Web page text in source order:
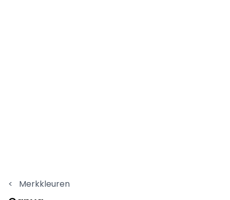
< Merkkleuren